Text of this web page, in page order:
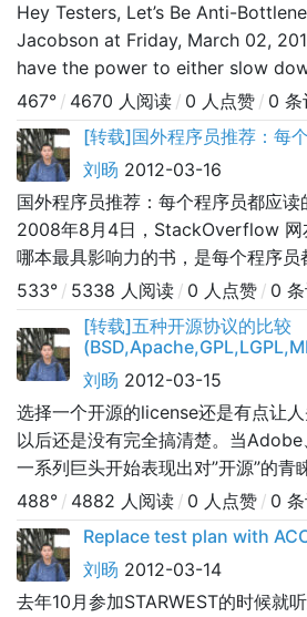
Hey Testers, Let’s Be Anti-Bottlenecks Posted
Jacobson at Friday, March 02, 2012 I believe
have the power to either slow
production deployments or speed
467° / 4670 人阅读 / 0 人点赞 / 0 条
[转载]国外程序员推荐：每
刘旸 2012-03-16
国外程序员推荐：每个程序员都应读的书 编
2008年8月4日，StackOverflow 网
哪本最具影响力的书，是每个程序
果能时光倒流，回到过去，作为一个
自己在职业生涯初期应该读一本，
望这个书单列表内容丰富，可以涵
程序员响应，他们在推荐时也写下自
533° / 5338 人阅读 / 0 人点赞 / 0
[转载]五种开源协议的比较
刘旸 2012-03-15
选择一个开源的license还是有点让
以后还是没有完全搞清楚。当
一系列巨头开始表现出对”开源”的青
将到来！ 最初来自：
page-e-fpage-1.html（遗憾的是这
了），我基本未改动，只是进行了一
献：http://w
488° / 4882 人阅读 / 0 人点赞 / 0
Replace test plan with
刘旸 2012-03-14
去年10月参加STARWEST的时候就